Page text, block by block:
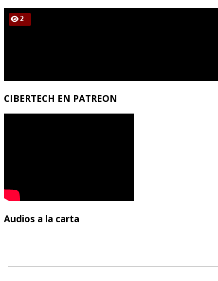
CIBERTECH EN PATREON
Audios a la carta